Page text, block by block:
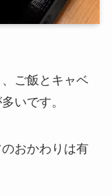
ご飯とキャベ
いです。
おかわりは有